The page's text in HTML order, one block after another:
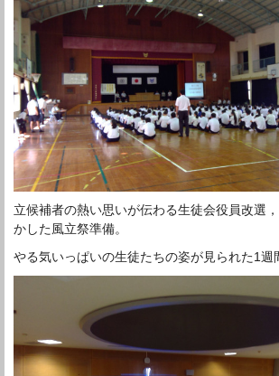
立候補者の熱い思いが伝わる生徒会役員改選
かした風立祭準備。
やる気いっぱいの生徒たちの姿が見られた1週